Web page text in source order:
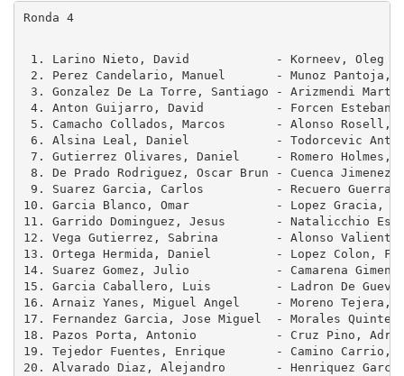
Ronda 4
1. Larino Nieto, David            - Korneev,
2. Perez Candelario, Manuel       - Munoz
3. Gonzalez De La Torre, Santiago - Arizmendi
4. Anton Guijarro, David          - Forcen
5. Camacho Collados, Marcos       - Alonso
6. Alsina Leal, Daniel            - Todorcevic
7. Gutierrez Olivares, Daniel     - Romero
8. De Prado Rodriguez, Oscar Brun - Cuenca
9. Suarez Garcia, Carlos          - Recuero
10. Garcia Blanco, Omar            - Lopez Gracia,
11. Garrido Dominguez, Jesus       - Natalicchio
12. Vega Gutierrez, Sabrina        - Alonso
13. Ortega Hermida, Daniel         - Lopez Colon,
14. Suarez Gomez, Julio            - Camarena
15. Garcia Caballero, Luis         - Ladron De
16. Arnaiz Yanes, Miguel Angel     - Moreno
17. Fernandez Garcia, Jose Miguel  - Morales
18. Pazos Porta, Antonio           - Cruz Pino,
19. Tejedor Fuentes, Enrique       - Camino
20. Alvarado Diaz, Alejandro       - Henriquez